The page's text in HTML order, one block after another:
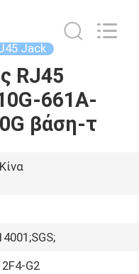
Jack
RJ45
661A-
βάση-τ
G2